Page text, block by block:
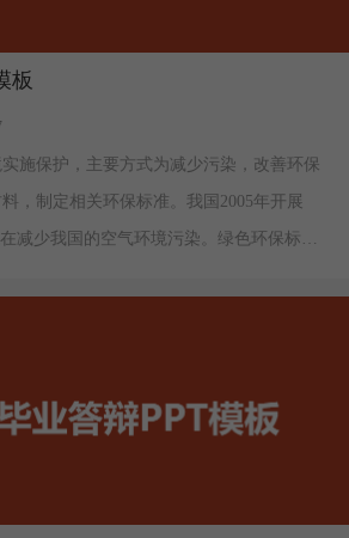
板
施保护，主要方式为减少污染，改善环保
，制定相关环保标准。我国2005年开展
减少我国的空气环境污染。绿色环保标志